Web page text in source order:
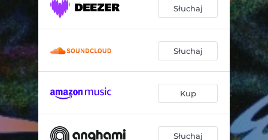
Skit (Pora Wesoła) 00:29
03:04
Na Kasecie Puszczę Zoloft 02:46
Słuchaj
Słuchaj
Kup
Słuchaj